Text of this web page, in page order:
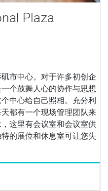
Plaza
市中心。对于许多初创企
个鼓舞人心的协作与思想
中心给自己照相。充分利
都有一个现场管理团队来
这里有会议室和会议室供
的展位和休息室可让您失